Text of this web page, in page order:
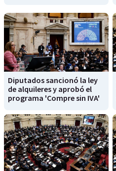
Diputados sancionó la ley
de alquileres y aprobó el
programa 'Compre sin IVA'